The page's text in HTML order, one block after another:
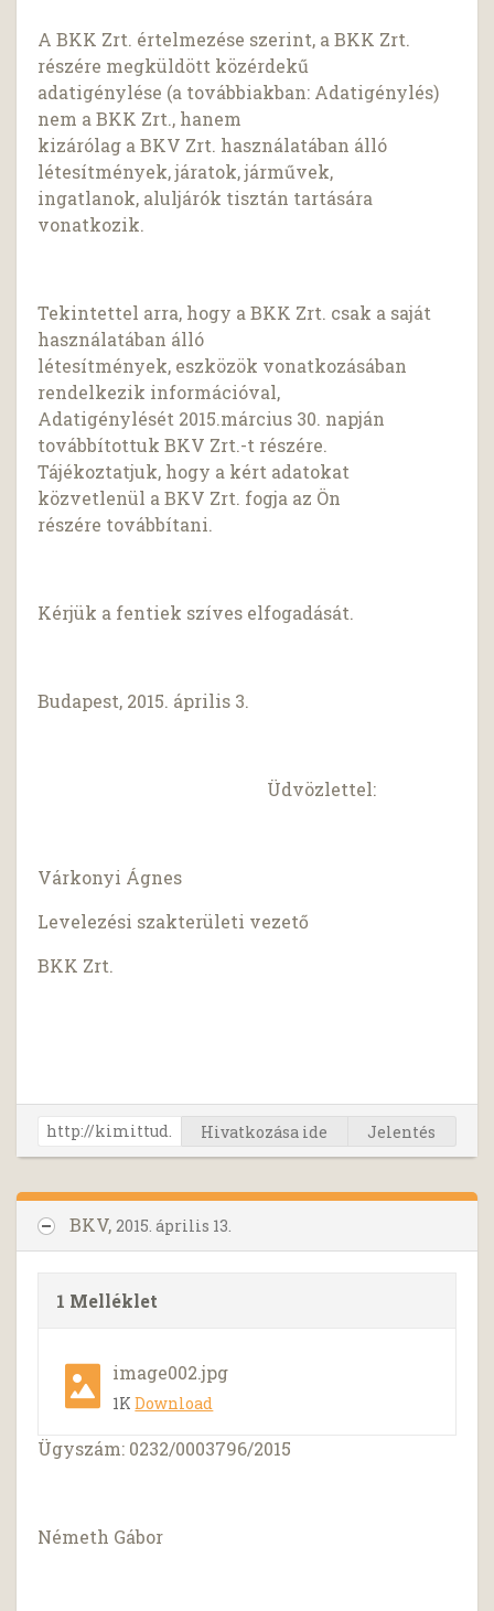
A BKK Zrt. értelmezése szerint, a BKK Zrt.
részére megküldött közérdekű
adatigénylése (a továbbiakban: Adatigénylés)
nem a BKK Zrt., hanem
kizárólag a BKV Zrt. használatában álló
létesítmények, járatok, járművek,
ingatlanok, aluljárók tisztán tartására
vonatkozik.
Tekintettel arra, hogy a BKK Zrt. csak a saját
használatában álló
létesítmények, eszközök vonatkozásában
rendelkezik információval,
Adatigénylését 2015.március 30. napján
továbbítottuk BKV Zrt.-t részére.
Tájékoztatjuk, hogy a kért adatokat
közvetlenül a BKV Zrt. fogja az Ön
részére továbbítani.
Kérjük a fentiek szíves elfogadását.
Budapest, 2015. április 3.
Üdvözlettel:
Várkonyi Ágnes
Levelezési szakterületi vezető
BKK Zrt.
Hivatkozása ide Jelentés
BKV, 2015. április 13.
1 Melléklet
image002.jpg
1KDownload
Ügyszám: 0232/0003796/2015
Németh Gábor